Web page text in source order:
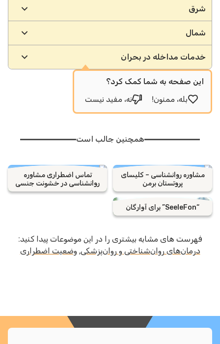
شرق
شمال
خدمات مداخله در بحران
این صفحه به شما کمک کرد؟
بله، ممنون!
نه، مفید نیست
همچنین جالب است
مشاوره روانشناسی – کلیسای
پروتستان برمن
تماس اضطراری مشاوره
روانشناسی در خشونت جنسی
“SeeleFon” برای آوارگان
فهرست های مشابه بیشتری را در این موضوعات پیدا کنید:
درمان‌های روان‌شناختی و روان‌پزشکی, وضعیت اضطراری